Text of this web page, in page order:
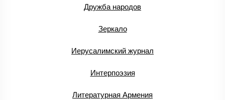
Дружба народов
Зеркало
Иерусалимский журнал
Интерпоэзия
Литературная Армения